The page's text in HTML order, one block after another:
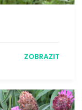
ZOBRAZIT